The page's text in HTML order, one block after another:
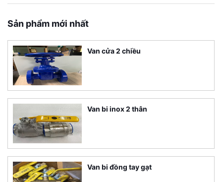
Sản phẩm mới nhất
Van cửa 2 chiều
Van bi inox 2 thân
Van bi đồng tay gạt